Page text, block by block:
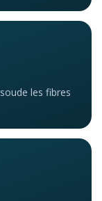
les fibres